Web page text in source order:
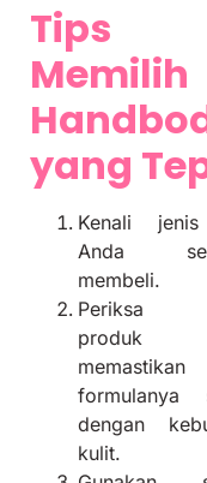
Tips
Memilih
yang
Kenali
Anda
membeli.
Periksa
produk
memastikan
formulanya
dengan
kulit.